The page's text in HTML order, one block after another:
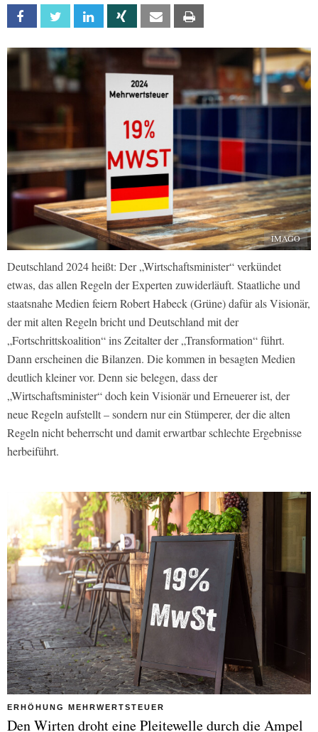
Facebook Twitter Linkedin Xing Email
IMAGO
Deutschland 2024 heißt: Der „Wirtschaftsminister“ verkündet
etwas, das allen Regeln der Experten zuwiderläuft. Staatliche und
staatsnahe Medien feiern Robert Habeck (Grüne) dafür als Visionär,
der mit alten Regeln bricht und Deutschland mit der
„Fortschrittskoalition“ ins Zeitalter der „Transformation“ führt.
Dann erscheinen die Bilanzen. Die kommen in besagten Medien
deutlich kleiner vor. Denn sie belegen, dass der
„Wirtschaftsminister“ doch kein Visionär und Erneuerer ist, der
neue Regeln aufstellt – sondern nur ein Stümperer, der die alten
Regeln nicht beherrscht und damit erwartbar schlechte Ergebnisse
herbeiführt.
ERHÖHUNG MEHRWERTSTEUER
Den Wirten droht eine Pleitewelle durch die Ampel